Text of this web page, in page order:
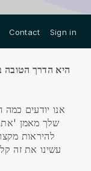
Contact Sign in
שלך מאמן
להיראות
עשינו את זה